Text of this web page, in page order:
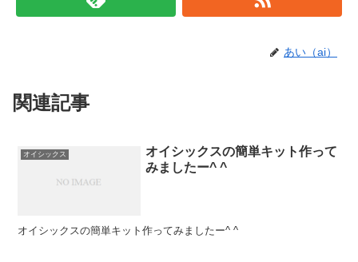
あい（ai）
関連記事
オイシックス
オイシックスの簡単キット作って
みましたー^ ^
オイシックスの簡単キット作ってみましたー^ ^